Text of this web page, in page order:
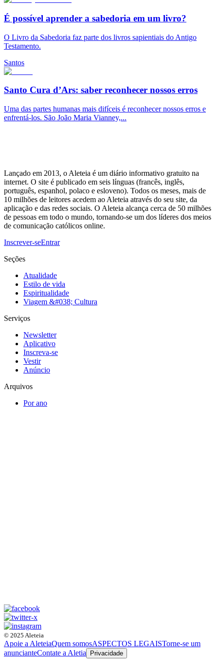
É possível aprender a sabedoria em um livro?
O Livro da Sabedoria faz parte dos livros sapientiais do Antigo
Testamento.
Santos
Santo Cura d’Ars: saber reconhecer nossos erros
Uma das partes humanas mais difíceis é reconhecer nossos erros e
enfrentá-los. São João Maria Vianney,...
Lançado em 2013, o Aleteia é um diário informativo gratuito na
internet. O site é publicado em seis línguas (francês, inglês,
português, espanhol, polaco e esloveno). Todos os meses, mais de
10 milhões de leitores acedem ao Aleteia através do seu site, da
aplicação e das redes sociais. O Aleteia alcança cerca de 50 milhões
de pessoas em todo o mundo, tornando-se um dos líderes dos meios
de comunicação católicos online.
Inscrever-seEntrar
Seções
Atualidade
Estilo de vida
Espiritualidade
Viagem &#038; Cultura
Serviços
Newsletter
Aplicativo
Inscreva-se
Vestir
Anúncio
Arquivos
Por ano
© 2025 Aleteia
Apoie a AleteiaQuem somosASPECTOS LEGAISTorne-se um
anuncianteContate a Aletia Privacidade